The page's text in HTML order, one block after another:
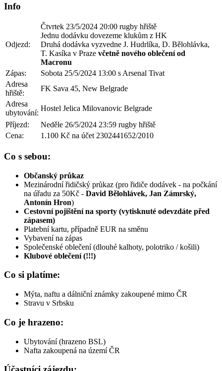
Info
Odjezd:
Čtvrtek 23/5/2024 20:00 rugby hřiště
Jednu dodávku dovezeme klukům z HK
Druhá dodávka vyzvedne J. Hudrlíka, D. Bělohlávka,
T. Kasíka v Praze včetně nového oblečení od
Macronu
Zápas:
Sobota 25/5/2024 13:00 s Arsenal Tivat
Adresa
hřiště:
FK Sava 45, New Belgrade
Adresa
ubytování:
Hostel Jelica Milovanovic Belgrade
Příjezd:
Neděle 26/5/2024 23:59 rugby hřiště
Cena:
1.100 Kč na účet 2302441652/2010
Co s sebou:
Občanský průkaz
Mezinárodní řidičský průkaz (pro řidiče dodávek - na počkání
na úřadu za 50Kč - David Bělohlávek, Jan Zámrský,
Antonín Hron)
Cestovní pojištění na sporty (vytisknuté odevzdáte před
zápasem)
Platební kartu, případně EUR na směnu
Vybavení na zápas
Společenské oblečení (dlouhé kalhoty, polotriko / košili)
Klubové oblečení (!!!)
Co si platíme:
Mýta, naftu a dálniční známky zakoupené mimo ČR
Stravu v Srbsku
Co je hrazeno:
Ubytování (hrazeno BSL)
Nafta zakoupená na území ČR